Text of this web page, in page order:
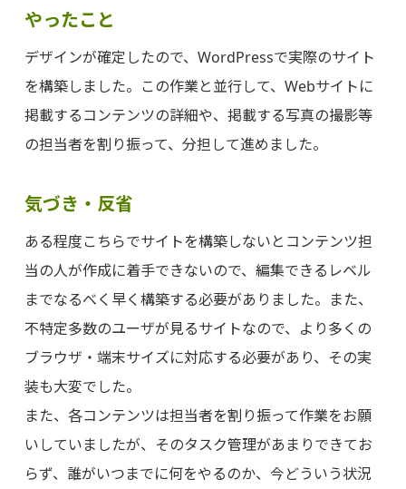
やったこと
デザインが確定したので、WordPressで実際のサイト
を構築しました。この作業と並行して、Webサイトに
掲載するコンテンツの詳細や、掲載する写真の撮影等
の担当者を割り振って、分担して進めました。
気づき・反省
ある程度こちらでサイトを構築しないとコンテンツ担
当の人が作成に着手できないので、編集できるレベル
までなるべく早く構築する必要がありました。また、
不特定多数のユーザが見るサイトなので、より多くの
ブラウザ・端末サイズに対応する必要があり、その実
装も大変でした。
また、各コンテンツは担当者を割り振って作業をお願
いしていましたが、そのタスク管理があまりできてお
らず、誰がいつまでに何をやるのか、今どういう状況